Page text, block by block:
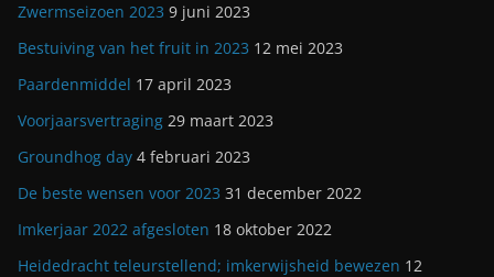
Zwermseizoen 2023 9 juni 2023
Bestuiving van het fruit in 2023 12 mei 2023
Paardenmiddel 17 april 2023
Voorjaarsvertraging 29 maart 2023
Groundhog day 4 februari 2023
De beste wensen voor 2023 31 december 2022
Imkerjaar 2022 afgesloten 18 oktober 2022
Heidedracht teleurstellend; imkerwijsheid bewezen 12